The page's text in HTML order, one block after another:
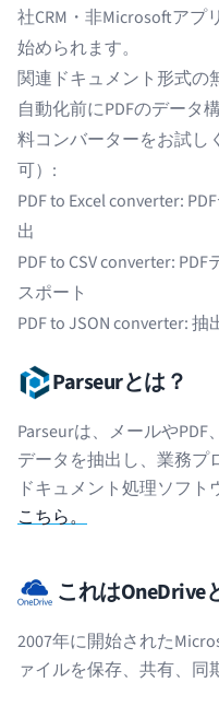
社CRM・非Microsoftアプ
始められます。
関連ドキュメント形式の
自動化前にPDFのデータ
料コンバーターをお試し
可）:
PDF to Excel converter:
出
PDF to CSV converter: PDF
スポート
PDF to JSON converter: 抽
Parseurとは？
Parseurは、メールや
データを抽出し、業務プ
ドキュメント処理ソフト
こちら。
これはOneDrive
2007年に開始された
ァイルを保存、共有、同